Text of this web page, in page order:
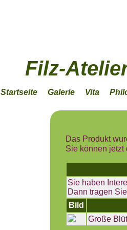
Filz-
Startseite Galerie Vita
Das Produkt
Sie können jetzt
Sie haben
Dann tragen
Bild
Große